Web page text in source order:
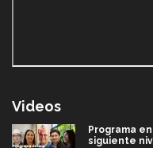
Videos
Programa
siguiente